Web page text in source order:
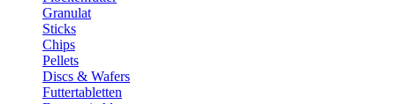
Granulat
Sticks
Chips
Pellets
Discs & Wafers
Futtertabletten